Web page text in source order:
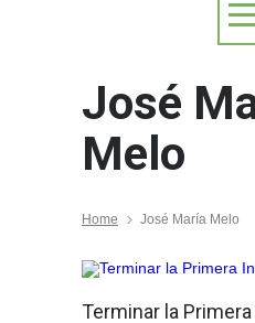
José
Melo
Home José María Melo
Terminar la